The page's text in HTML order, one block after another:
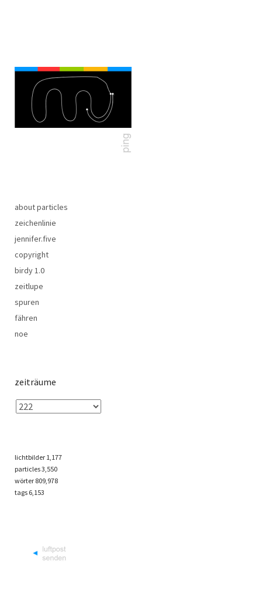
about particles
zeichenlinie
jennifer.five
copyright
birdy 1.0
zeitlupe
spuren
fähren
noe
zeiträume
lichtbilder 1,177
particles3,550
wörter 809,978
tags 6,153